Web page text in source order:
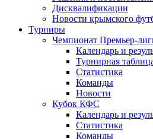
Дисквалификации
Новости крымского
Турниры
Чемпионат Премьер-
Календарь и
Турнирная
Статистика
Команды
Новости
Кубок КФС
Календарь и
Статистика
Команды